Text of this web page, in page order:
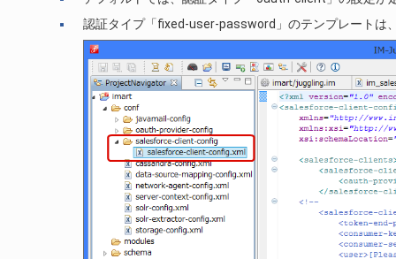
認証タイプ「fixed-user-password」のテンプレートは